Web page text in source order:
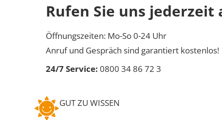
Rufen Sie uns jederzeit
Öffnungszeiten: Mo-So 0-24 Uhr
Anruf und Gespräch sind garantiert kostenlos!
24/7 Service: 0800 34 86 72 3
GUT ZU WISSEN